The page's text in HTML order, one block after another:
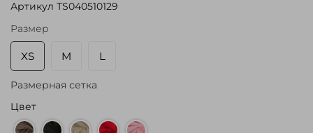
Размер
XS M L
Размерная сетка
Артикул ТS040510129
Цвет